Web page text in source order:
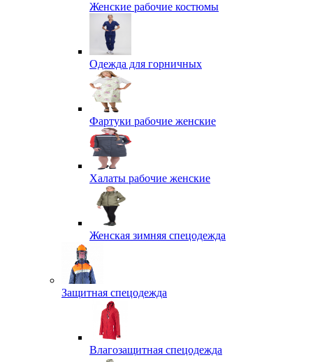
Женские рабочие костюмы
Одежда для горничных
Фартуки рабочие женские
Халаты рабочие женские
Женская зимняя спецодежда
Защитная спецодежда
Влагозащитная спецодежда